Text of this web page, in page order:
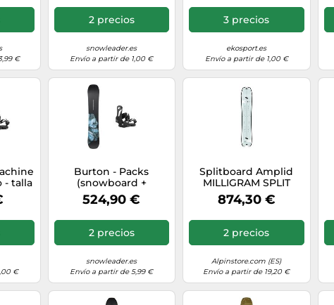
€
2 precios
snowleader.es
Envío a partir de 1,00 €
3 precios
ekosport.es
Envío a partir de 1,00 €
- talla
€
Burton - Packs
(snowboard +
fijaciones) - Pack
Process 2026 - Negro
524,90 €
2 precios
snowleader.es
Envío a partir de 5,99 €
Splitboard Amplid
MILLIGRAM SPLIT
(2025)
874,30 €
2 precios
Alpinstore.com (ES)
Envío a partir de 19,20 €